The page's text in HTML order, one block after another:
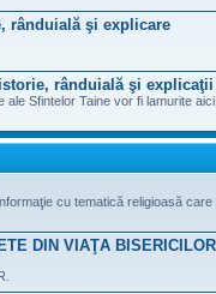
rânduială şi explicare
rânduială şi explicaţii
ale Sfintelor Taine vor fi lamurite aici!
cu tematică religioasă
DIN VIAŢA